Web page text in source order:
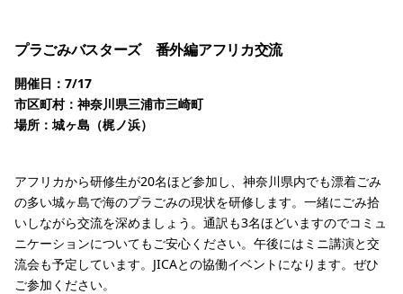
プラごみバスターズ 番外編アフリカ交流
開催日：7/17
市区町村：神奈川県三浦市三崎町
場所：城ヶ島（梶ノ浜）
アフリカから研修生が20名ほど参加し、神奈川県内でも漂着ごみ
の多い城ヶ島で海のプラごみの現状を研修します。一緒にごみ拾
いしながら交流を深めましょう。通訳も3名ほどいますのでコミュ
ニケーションについてもご安心ください。午後にはミニ講演と交
流会も予定しています。JICAとの協働イベントになります。ぜひ
ご参加ください。